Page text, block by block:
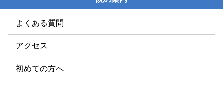
よくある質問
アクセス
初めての方へ